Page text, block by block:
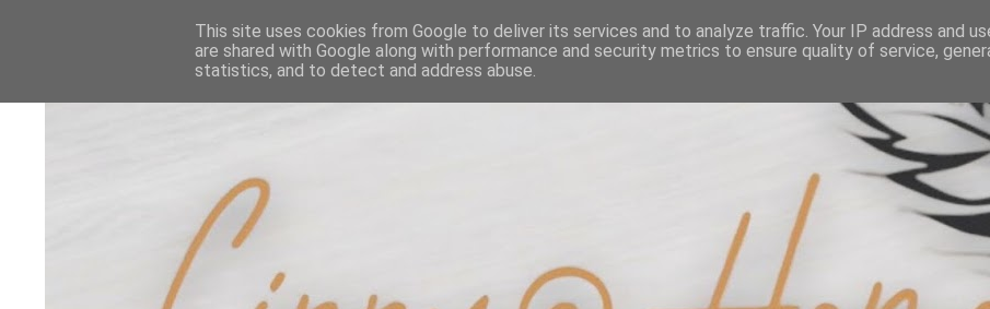
This site uses cookies from Google to deliver its services and to analyze traffic. Your IP address and
are shared with Google along with performance and security metrics to ensure quality of service,
statistics, and to detect and address abuse.